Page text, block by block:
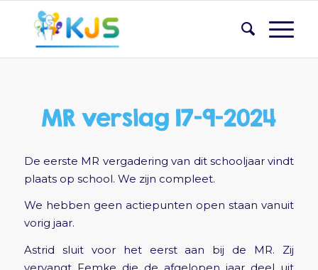
MR verslag 17-9-2024
De eerste MR vergadering van dit schooljaar vindt
plaats op school. We zijn compleet.
We hebben geen actiepunten open staan vanuit
vorig jaar.
Astrid sluit voor het eerst aan bij de MR. Zij